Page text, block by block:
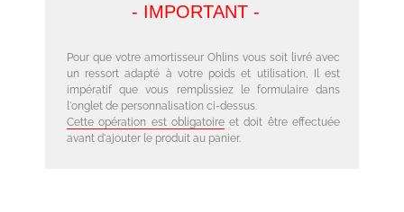
- IMPORTANT -
Pour que votre amortisseur Ohlins vous soit livré avec
un ressort adapté à votre poids et utilisation, Il est
impératif que vous remplissiez le formulaire dans
l'onglet de personnalisation ci-dessus.
Cette opération est obligatoireet doit être effectuée
avant d'ajouter le produit au panier.